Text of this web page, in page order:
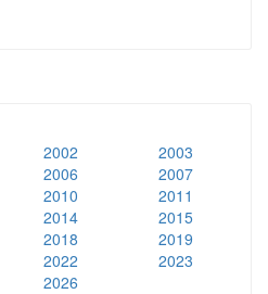
2002
2003
2006
2007
2010
2011
2014
2015
2018
2019
2022
2023
2026